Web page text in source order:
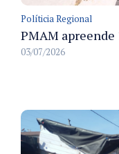
Políticia Regional
03/07/2026